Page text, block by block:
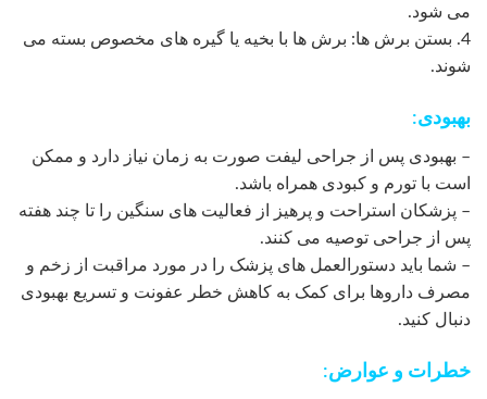
می شود.
4. بستن برش ها: برش ها با بخیه یا گیره های مخصوص بسته می
شوند.
بهبودی:
– بهبودی پس از جراحی لیفت صورت به زمان نیاز دارد و ممکن
است با تورم و کبودی همراه باشد.
– پزشکان استراحت و پرهیز از فعالیت های سنگین را تا چند هفته
پس از جراحی توصیه می کنند.
– شما باید دستورالعمل های پزشک را در مورد مراقبت از زخم و
مصرف داروها برای کمک به کاهش خطر عفونت و تسریع بهبودی
دنبال کنید.
خطرات و عوارض: